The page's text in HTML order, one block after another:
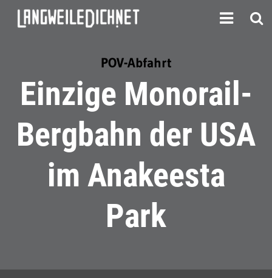
POV-Abfahrt
Einzige Monorail-
Bergbahn der USA
im Anakeesta
Park